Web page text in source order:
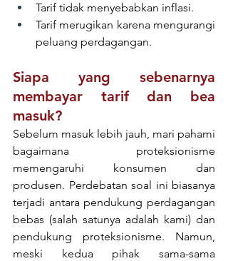
Tarif tidak menyebabkan inflasi.
Tarif merugikan karena mengurangi
peluang perdagangan.
Siapa yang sebenarnya
membayar tarif dan bea
masuk?
Sebelum masuk lebih jauh, mari pahami
bagaimana proteksionisme
memengaruhi konsumen dan
produsen. Perdebatan soal ini biasanya
terjadi antara pendukung perdagangan
bebas (salah satunya adalah kami) dan
pendukung proteksionisme. Namun,
meski kedua pihak sama-sama